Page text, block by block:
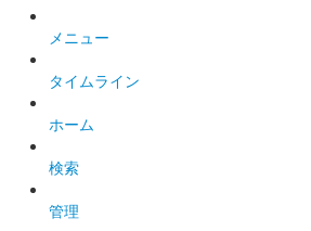
メニュー
タイムライン
ホーム
検索
管理